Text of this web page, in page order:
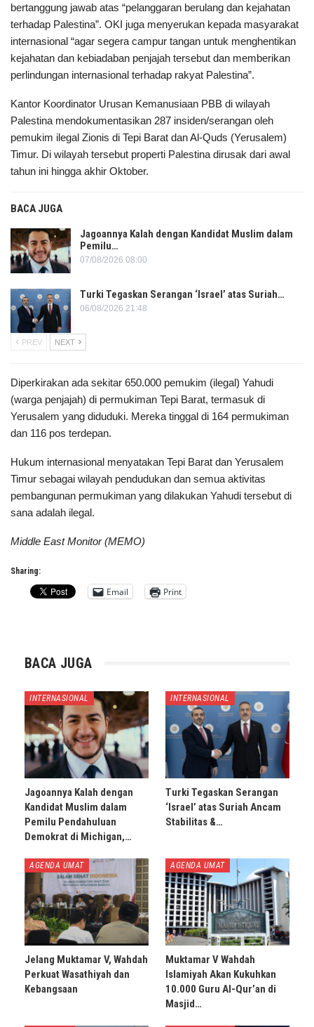
bertanggung jawab atas “pelanggaran berulang dan kejahatan
terhadap Palestina”. OKI juga menyerukan kepada masyarakat
internasional “agar segera campur tangan untuk menghentikan
kejahatan dan kebiadaban penjajah tersebut dan memberikan
perlindungan internasional terhadap rakyat Palestina”.
Kantor Koordinator Urusan Kemanusiaan PBB di wilayah
Palestina mendokumentasikan 287 insiden/serangan oleh
pemukim ilegal Zionis di Tepi Barat dan Al-Quds (Yerusalem)
Timur. Di wilayah tersebut properti Palestina dirusak dari awal
tahun ini hingga akhir Oktober.
BACA JUGA
Jagoannya Kalah dengan Kandidat Muslim dalam
Pemilu…
07/08/2026 08:00
Turki Tegaskan Serangan ‘Israel’ atas Suriah…
06/08/2026 21:48
PREV NEXT
Diperkirakan ada sekitar 650.000 pemukim (ilegal) Yahudi
(warga penjajah) di permukiman Tepi Barat, termasuk di
Yerusalem yang diduduki. Mereka tinggal di 164 permukiman
dan 116 pos terdepan.
Hukum internasional menyatakan Tepi Barat dan Yerusalem
Timur sebagai wilayah pendudukan dan semua aktivitas
pembangunan permukiman yang dilakukan Yahudi tersebut di
sana adalah ilegal.
Middle East Monitor (MEMO)
Sharing:
Email Print
BACA JUGA
INTERNASIONAL
Jagoannya Kalah dengan
Kandidat Muslim dalam
Pemilu Pendahuluan
Demokrat di Michigan,…
INTERNASIONAL
Turki Tegaskan Serangan
‘Israel’ atas Suriah Ancam
Stabilitas &…
AGENDA UMAT
Jelang Muktamar V, Wahdah
Perkuat Wasathiyah dan
Kebangsaan
AGENDA UMAT
Muktamar V Wahdah
Islamiyah Akan Kukuhkan
10.000 Guru Al-Qur’an di
Masjid…